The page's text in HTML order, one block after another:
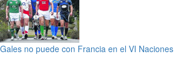
Gales no puede con Francia en el VI Naciones